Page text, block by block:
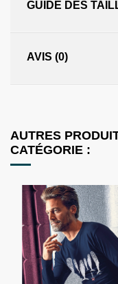
GUIDE DES
AVIS (0)
AUTRES
CATÉGORIE :